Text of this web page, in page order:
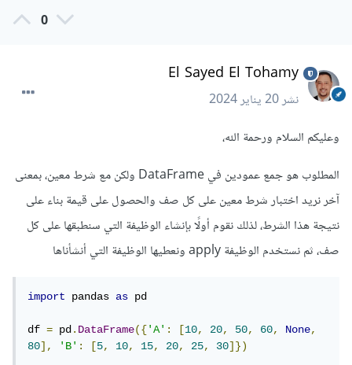
0
El Sayed El Tohamy
نشر20 يناير 2024
وعليكم السلام ورحمة الله،
المطلوب هو جمع عمودين في DataFrame ولكن مع شرط معين، بمعنى
آخر نريد اختبار شرط معين على كل صف والحصول على قيمة بناء على
نتيجة هذا الشرط، لذلك نقوم أولًا بإنشاء الوظيفة التي سنطبقها على كل
صف، ثم نستخدم الوظيفة apply ونعطيها الوظيفة التي أنشأناها
import pandas as pd
df = pd.DataFrame({'A': [10, 20, 50, 60, None,
80], 'B': [5, 10, 15, 20, 25, 30]})